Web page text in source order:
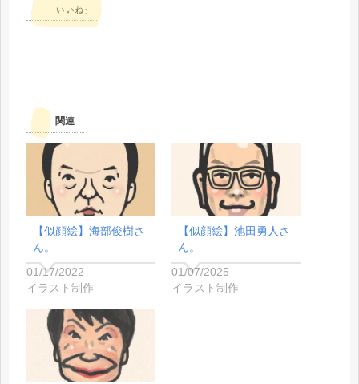
いいね:
関連
【似顔絵】海部俊樹さ
ん。
01/17/2022
イラスト制作
【似顔絵】池田勇人さ
ん。
01/07/2025
イラスト制作